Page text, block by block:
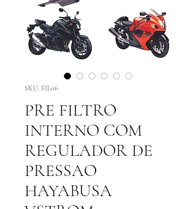
SKU: FIL06
PRE FILTRO
INTERNO COM
REGULADOR DE
PRESSAO
HAYABUSA